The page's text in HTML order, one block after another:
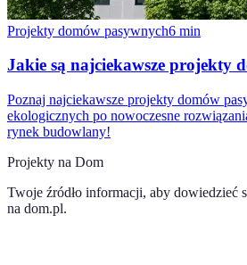
Projekty domów pasywnych6 min
Jakie są najciekawsze projekty
Poznaj najciekawsze projekty domów
ekologicznych po nowoczesne
rynek budowlany!
Projekty na Dom
Twoje źródło informacji, aby dowiedzieć
na dom.pl.